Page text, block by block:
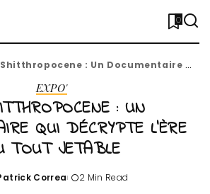
0
: Un Documentaire Qui Décrypte l’Ère du Tout Jetable
EXPO'
: UN
QUI DÉCRYPTE L’ÈRE
TOUT JETABLE
Correa 2 Min Read